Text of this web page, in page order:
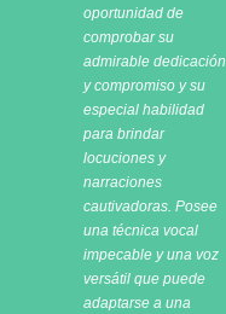
oportunidad de
comprobar su
admirable dedicación
y compromiso y su
especial habilidad
para brindar
locuciones y
narraciones
cautivadoras. Posee
una técnica vocal
impecable y una voz
versátil que puede
adaptarse a una